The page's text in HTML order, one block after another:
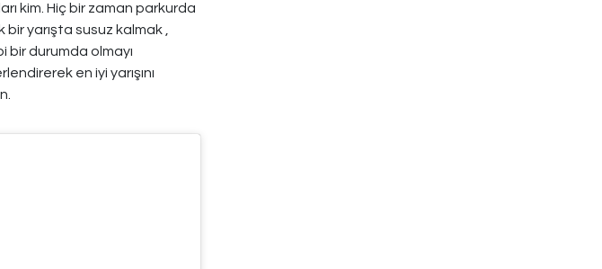
kim. Hiç bir zaman parkurda
yarışta susuz kalmak ,
bir durumda olmayı
en iyi yarışını